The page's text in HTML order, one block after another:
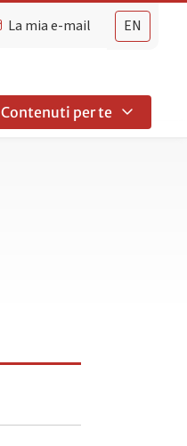
EN
La mia e-mail
Contenuti per te